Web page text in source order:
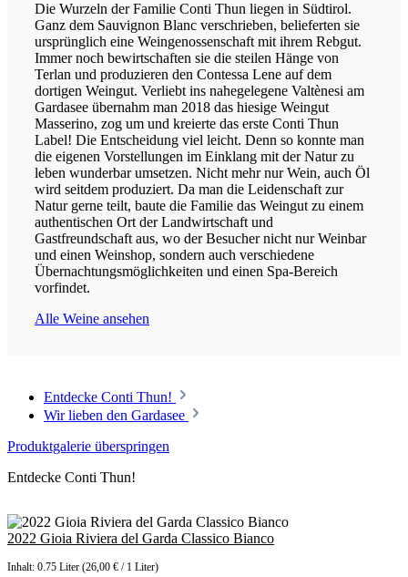
Die Wurzeln der Familie Conti Thun liegen in Südtirol.
Ganz dem Sauvignon Blanc verschrieben, belieferten sie
ursprünglich eine Weingenossenschaft mit ihrem Rebgut.
Immer noch bewirtschaften sie die steilen Hänge von
Terlan und produzieren den Contessa Lene auf dem
dortigen Weingut. Verliebt ins nahegelegene Valtènesi am
Gardasee übernahm man 2018 das hiesige Weingut
Masserino, zog um und kreierte das erste Conti Thun
Label! Die Entscheidung viel leicht. Denn so konnte man
die eigenen Vorstellungen im Einklang mit der Natur zu
leben wunderbar umsetzen. Nicht mehr nur Wein, auch Öl
wird seitdem produziert. Da man die Leidenschaft zur
Natur gerne teilt, baute die Familie das Weingut zu einem
authentischen Ort der Landwirtschaft und
Gastfreundschaft aus, wo der Besucher nicht nur Weinbar
und einen Weinshop, sondern auch verschiedene
Übernachtungsmöglichkeiten und einen Spa-Bereich
vorfindet.
Alle Weine ansehen
Entdecke Conti Thun!
Wir lieben den Gardasee
Produktgalerie überspringen
Entdecke Conti Thun!
2022 Gioia Riviera del Garda Classico Bianco
Inhalt: 0.75 Liter (26,00 € / 1 Liter)